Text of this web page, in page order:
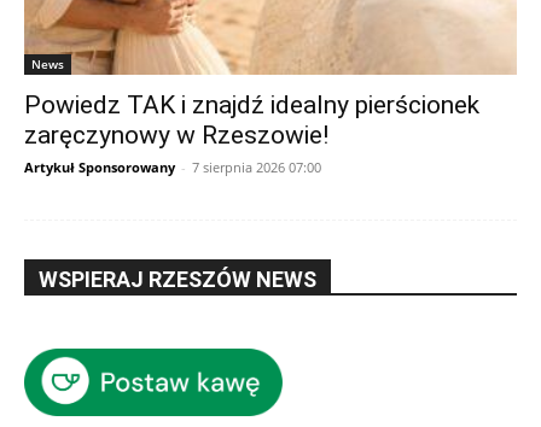
News
Powiedz TAK i znajdź idealny pierścionek
zaręczynowy w Rzeszowie!
Artykuł Sponsorowany - 7 sierpnia 2026 07:00
WSPIERAJ RZESZÓW NEWS